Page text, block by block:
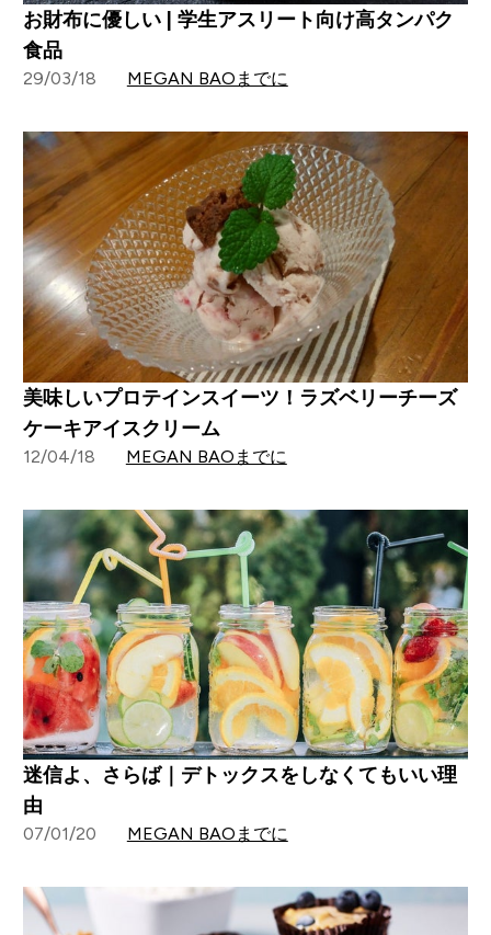
お財布に優しい | 学生アスリート向け高タンパク
食品
29/03/18 MEGAN BAOまでに
美味しいプロテインスイーツ！ラズベリーチーズ
ケーキアイスクリーム
12/04/18 MEGAN BAOまでに
迷信よ、さらば｜デトックスをしなくてもいい理
由
07/01/20 MEGAN BAOまでに